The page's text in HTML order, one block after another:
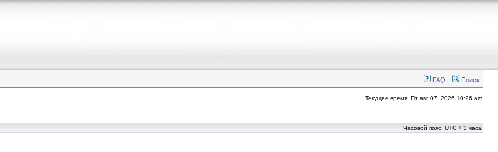
FAQ Поиск
Текущее время: Пт авг 07, 2026 10:26 am
Часовой пояс: UTC + 3 часа